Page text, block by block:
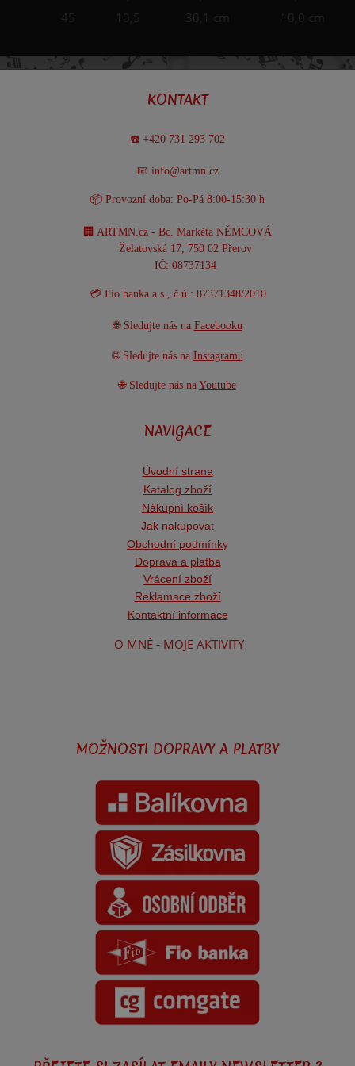
45
10,5 30,1 cm 10,0 cm
KONTAKT
☎️ +420 731 293 702
📧 info@artmn.cz
📦 Provozní doba: Po-Pá 8:00-15:30 h
🏢 ARTMN.cz - Bc. Markéta NĚMCOVÁ
Želatovská 17, 750 02 Přerov
IČ: 08737134
💳 Fio banka a.s., č.ú.: 87371348/2010
🌐 Sledujte nás na Facebooku
🌐 Sledujte nás na Instagramu
🌐 Sledujte nás na Youtube
NAVIGACE
Úvodní strana
Katalog zboží
Nákupní košík
Jak nakupovat
Obchodní podmínky
Doprava a platba
Vrácení zboží
Reklamace zboží
Kontaktní informace
O MNĚ - MOJE AKTIVITY
MOŽNOSTI DOPRAVY A PLATBY